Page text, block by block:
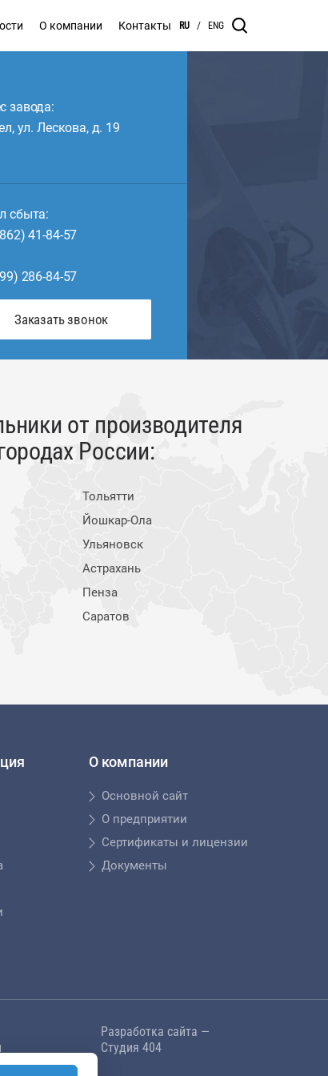
RU / ENG
О компании Контакты
завода:
ул. Лескова, д. 19
сбыта:
41-84-57
286-84-57
Заказать звонок
от производителя
России:
Тольятти
Йошкар-Ола
Ульяновск
Астрахань
Пенза
Саратов
О компании
Основной сайт
О предприятии
Сертификаты и лицензии
Документы
Разработка сайта —
Студия 404